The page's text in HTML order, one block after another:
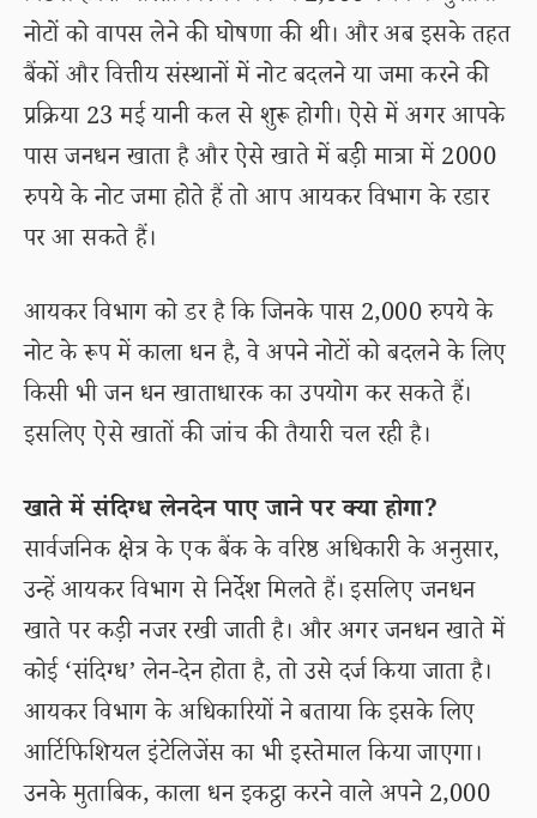
नोटों को वापस लेने की घोषणा की थी। और अब इसके तहत
बैंकों और वित्तीय संस्थानों में नोट बदलने या जमा करने की
प्रक्रिया 23 मई यानी कल से शुरू होगी। ऐसे में अगर आपके
पास जनधन खाता है और ऐसे खाते में बड़ी मात्रा में 2000
रुपये के नोट जमा होते हैं तो आप आयकर विभाग के रडार
पर आ सकते हैं।
आयकर विभाग को डर है कि जिनके पास 2,000 रुपये के
नोट के रूप में काला धन है, वे अपने नोटों को बदलने के लिए
किसी भी जन धन खाताधारक का उपयोग कर सकते हैं।
इसलिए ऐसे खातों की जांच की तैयारी चल रही है।
खाते में संदिग्ध लेनदेन पाए जाने पर क्या होगा?
सार्वजनिक क्षेत्र के एक बैंक के वरिष्ठ अधिकारी के अनुसार,
उन्हें आयकर विभाग से निर्देश मिलते हैं। इसलिए जनधन
खाते पर कड़ी नजर रखी जाती है। और अगर जनधन खाते में
कोई ‘संदिग्ध’ लेन-देन होता है, तो उसे दर्ज किया जाता है।
आयकर विभाग के अधिकारियों ने बताया कि इसके लिए
आर्टिफिशियल इंटेलिजेंस का भी इस्तेमाल किया जाएगा।
उनके मुताबिक, काला धन इकट्ठा करने वाले अपने 2,000